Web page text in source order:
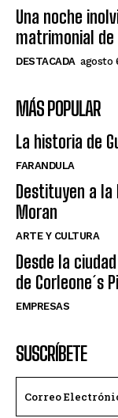
Una noche
matrimonial
DESTACADA agosto
MÁS POPULAR
La historia de
FARANDULA
Destituyen a la
Moran
ARTE Y CULTURA
Desde la
de Corleone´s
EMPRESAS
SUSCRÍBETE